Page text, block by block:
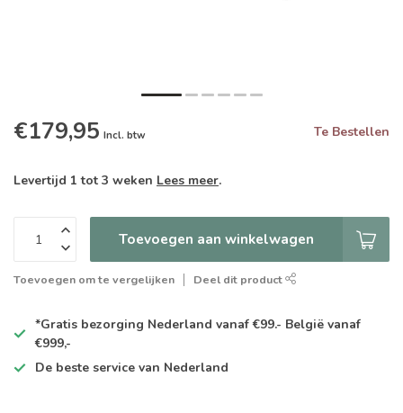
€179,95 Incl. btw Te Bestellen
Levertijd 1 tot 3 weken Lees meer.
Toevoegen aan winkelwagen
Toevoegen om te vergelijken Deel dit product
*Gratis bezorging Nederland vanaf €99.- België vanaf
€999,-
De beste service van Nederland